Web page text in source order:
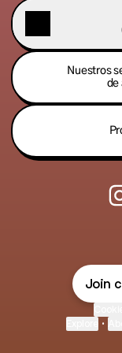
Nuestros
de
Join
•